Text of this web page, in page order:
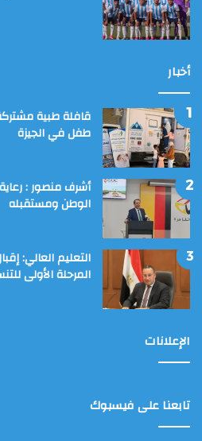
أخبار
طفل في الجيزة
أشرف منصور :
الوطن ومستقبله
التعليم العالي:
المرحلة الأولى
الإعلانات
تابعنا على فيسبوك